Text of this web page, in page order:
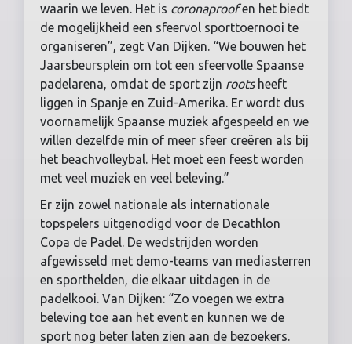
waarin we leven. Het is coronaproofen het biedt
de mogelijkheid een sfeervol sporttoernooi te
organiseren”, zegt Van Dijken. “We bouwen het
Jaarsbeursplein om tot een sfeervolle Spaanse
padelarena, omdat de sport zijn rootsheeft
liggen in Spanje en Zuid-Amerika. Er wordt dus
voornamelijk Spaanse muziek afgespeeld en we
willen dezelfde min of meer sfeer creëren als bij
het beachvolleybal. Het moet een feest worden
met veel muziek en veel beleving.”
Er zijn zowel nationale als internationale
topspelers uitgenodigd voor de Decathlon
Copa de Padel. De wedstrijden worden
afgewisseld met demo-teams van mediasterren
en sporthelden, die elkaar uitdagen in de
padelkooi. Van Dijken: “Zo voegen we extra
beleving toe aan het event en kunnen we de
sport nog beter laten zien aan de bezoekers.